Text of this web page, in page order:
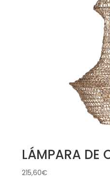
LÁMPARA DE
215,60€